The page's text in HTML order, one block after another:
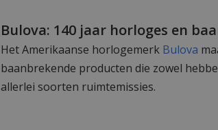
Bulova: 140 jaar horloges en
Het Amerikaanse horlogemerk Bulova
baanbrekende producten die zowel
allerlei soorten ruimtemissies.